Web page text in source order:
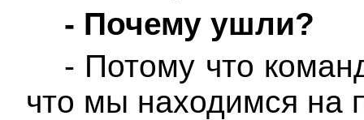
- Почему ушли?
- Потому что
что мы находимся на